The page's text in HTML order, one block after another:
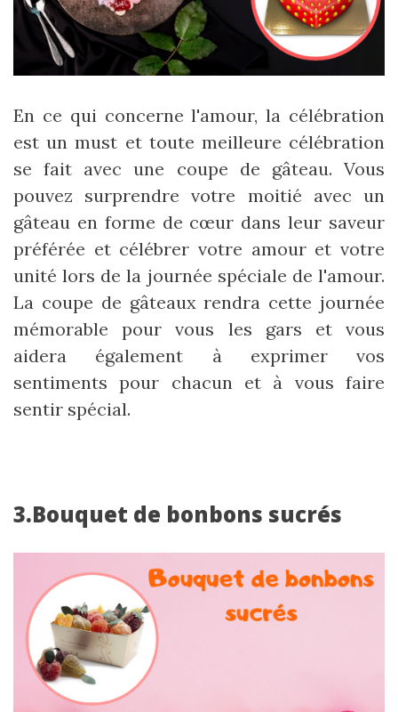
En ce qui concerne l'amour, la célébration
est un must et toute meilleure célébration
se fait avec une coupe de gâteau. Vous
pouvez surprendre votre moitié avec un
gâteau en forme de cœur dans leur saveur
préférée et célébrer votre amour et votre
unité lors de la journée spéciale de l'amour.
La coupe de gâteaux rendra cette journée
mémorable pour vous les gars et vous
aidera également à exprimer vos
sentiments pour chacun et à vous faire
sentir spécial.
3.Bouquet de bonbons sucrés